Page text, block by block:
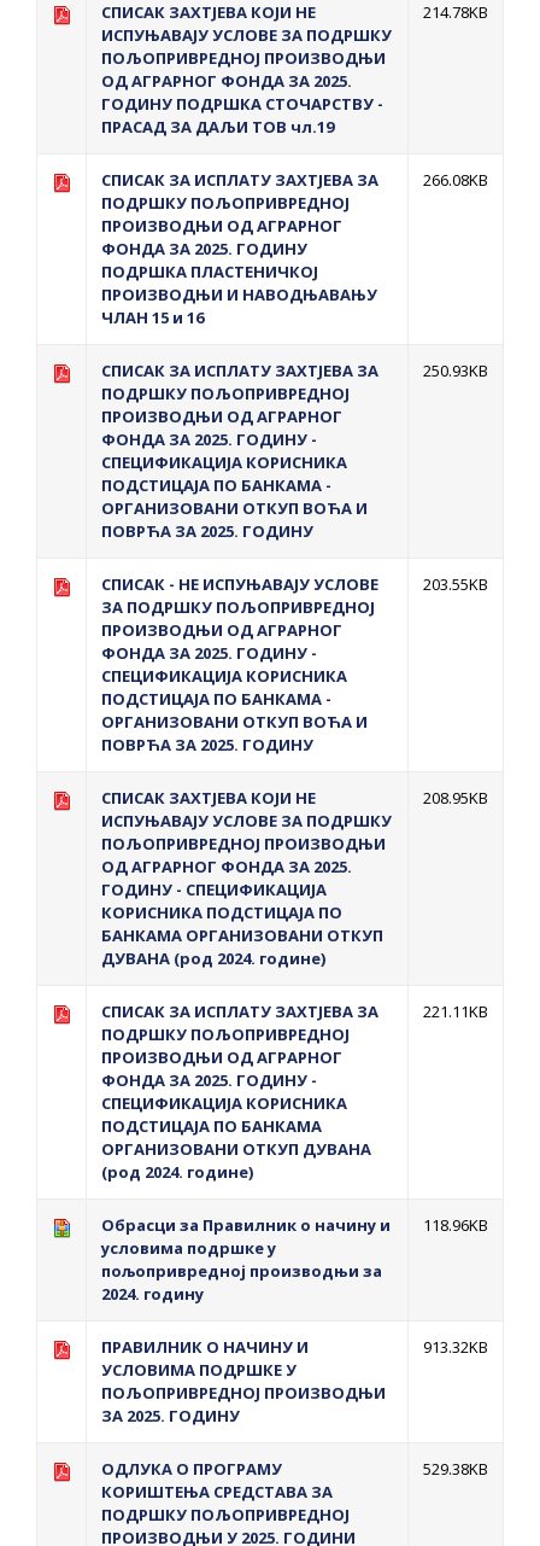
СПИСАК ЗАХТЈЕВА КОЈИ НЕ
ИСПУЊАВАЈУ УСЛОВЕ ЗА ПОДРШКУ
ПОЉОПРИВРЕДНОЈ ПРОИЗВОДЊИ
ОД АГРАРНОГ ФОНДА ЗА 2025.
ГОДИНУ ПОДРШКА СТОЧАРСТВУ -
ПРАСАД ЗА ДАЉИ ТОВ чл.19
214.78KB
СПИСАК ЗА ИСПЛАТУ ЗАХТЈЕВА ЗА
ПОДРШКУ ПОЉОПРИВРЕДНОЈ
ПРОИЗВОДЊИ ОД АГРАРНОГ
ФОНДА ЗА 2025. ГОДИНУ
ПОДРШКА ПЛАСТЕНИЧКОЈ
ПРОИЗВОДЊИ И НАВОДЊАВАЊУ
ЧЛАН 15 и 16
266.08KB
СПИСАК ЗА ИСПЛАТУ ЗАХТЈЕВА ЗА
ПОДРШКУ ПОЉОПРИВРЕДНОЈ
ПРОИЗВОДЊИ ОД АГРАРНОГ
ФОНДА ЗА 2025. ГОДИНУ -
СПЕЦИФИКАЦИЈА КОРИСНИКА
ПОДСТИЦАЈА ПО БАНКАМА -
ОРГАНИЗОВАНИ ОТКУП ВОЋА И
ПОВРЋА ЗА 2025. ГОДИНУ
250.93KB
СПИСАК - НЕ ИСПУЊАВАЈУ УСЛОВЕ
ЗА ПОДРШКУ ПОЉОПРИВРЕДНОЈ
ПРОИЗВОДЊИ ОД АГРАРНОГ
ФОНДА ЗА 2025. ГОДИНУ -
СПЕЦИФИКАЦИЈА КОРИСНИКА
ПОДСТИЦАЈА ПО БАНКАМА -
ОРГАНИЗОВАНИ ОТКУП ВОЋА И
ПОВРЋА ЗА 2025. ГОДИНУ
203.55KB
СПИСАК ЗАХТЈЕВА КОЈИ НЕ
ИСПУЊАВАЈУ УСЛОВЕ ЗА ПОДРШКУ
ПОЉОПРИВРЕДНОЈ ПРОИЗВОДЊИ
ОД АГРАРНОГ ФОНДА ЗА 2025.
ГОДИНУ - СПЕЦИФИКАЦИЈА
КОРИСНИКА ПОДСТИЦАЈА ПО
БАНКАМА OРГАНИЗОВАНИ ОТКУП
ДУВАНА (род 2024. године)
208.95KB
СПИСАК ЗА ИСПЛАТУ ЗАХТЈЕВА ЗА
ПОДРШКУ ПОЉОПРИВРЕДНОЈ
ПРОИЗВОДЊИ ОД АГРАРНОГ
ФОНДА ЗА 2025. ГОДИНУ -
СПЕЦИФИКАЦИЈА КОРИСНИКА
ПОДСТИЦАЈА ПО БАНКАМА
OРГАНИЗОВАНИ ОТКУП ДУВАНА
(род 2024. године)
221.11KB
Обрасци за Правилник о начину и
условима подршке у
пољопривредној производњи за
2024. годину
118.96KB
ПРАВИЛНИК О НАЧИНУ И
УСЛОВИМА ПОДРШКЕ У
ПОЉОПРИВРЕДНОЈ ПРОИЗВОДЊИ
ЗА 2025. ГОДИНУ
913.32KB
ОДЛУКА О ПРОГРАМУ
КОРИШТЕЊА СРЕДСТАВА ЗА
ПОДРШКУ ПОЉОПРИВРЕДНОЈ
ПРОИЗВОДЊИ У 2025. ГОДИНИ
529.38KB